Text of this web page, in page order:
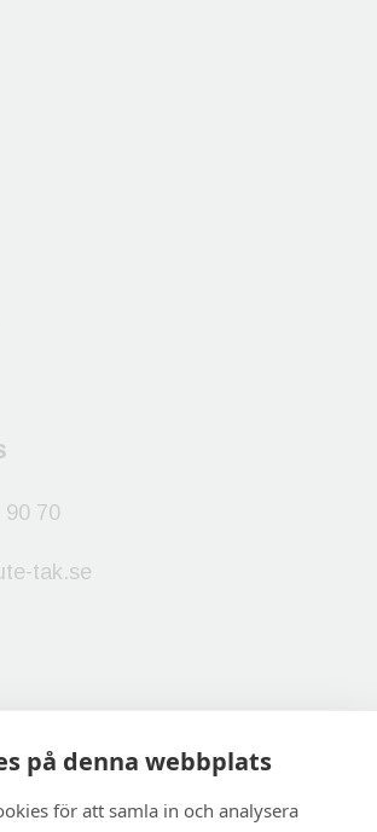
på denna webbplats
för att samla in och analysera
90 70
tak.se
31,